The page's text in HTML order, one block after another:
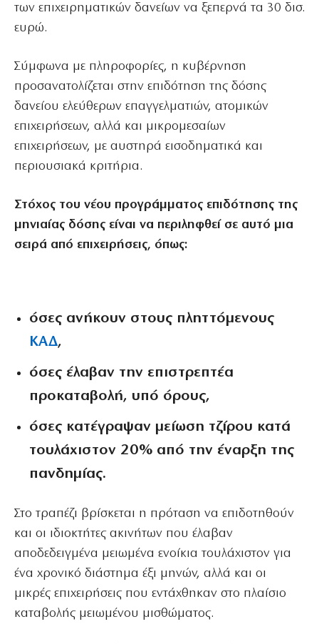
των επιχειρηματικών δανείων να ξεπερνά τα 30 δισ.
ευρώ.
Σύμφωνα με πληροφορίες, η κυβέρνηση
προσανατολίζεται στην επιδότηση της δόσης
δανείου ελεύθερων επαγγελματιών, ατομικών
επιχειρήσεων, αλλά και μικρομεσαίων
επιχειρήσεων, με αυστηρά εισοδηματικά και
περιουσιακά κριτήρια.
Στόχος του νέου προγράμματος επιδότησης της
μηνιαίας δόσης είναι να περιληφθεί σε αυτό μια
σειρά από επιχειρήσεις, όπως:
όσες ανήκουν στους πληττόμενους
ΚΑΔ,
όσες έλαβαν την επιστρεπτέα
προκαταβολή, υπό όρους,
όσες κατέγραψαν μείωση τζίρου κατά
τουλάχιστον 20% από την έναρξη της
πανδημίας.
Στο τραπέζι βρίσκεται η πρόταση να επιδοτηθούν
και οι ιδιοκτήτες ακινήτων που έλαβαν
αποδεδειγμένα μειωμένα ενοίκια τουλάχιστον για
ένα χρονικό διάστημα έξι μηνών, αλλά και οι
μικρές επιχειρήσεις που εντάχθηκαν στο πλαίσιο
καταβολής μειωμένου μισθώματος.